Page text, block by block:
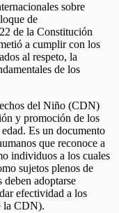
sobre
de
de la Constitución
a cumplir con los
al respeto, la
de los
del Niño (CDN)
y promoción de los
Es un documento
que reconoce a
individuos a los cuales
sujetos plenos de
adoptarse
efectividad a los
la CDN).